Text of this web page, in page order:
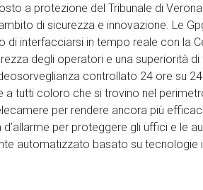
a protezione del Tribunale di
di sicurezza e innovazione. Le
di interfacciarsi in tempo reale con la
degli operatori e una superiorità
controllato 24 ore su
a tutti coloro che si trovino nel
per rendere ancora più
per proteggere gli uffici e le
automatizzato basato su tecnologie